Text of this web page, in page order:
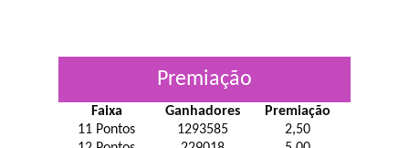
Premiação
Faixa Ganhadores
Premiação
11 Pontos
1293585
2,50